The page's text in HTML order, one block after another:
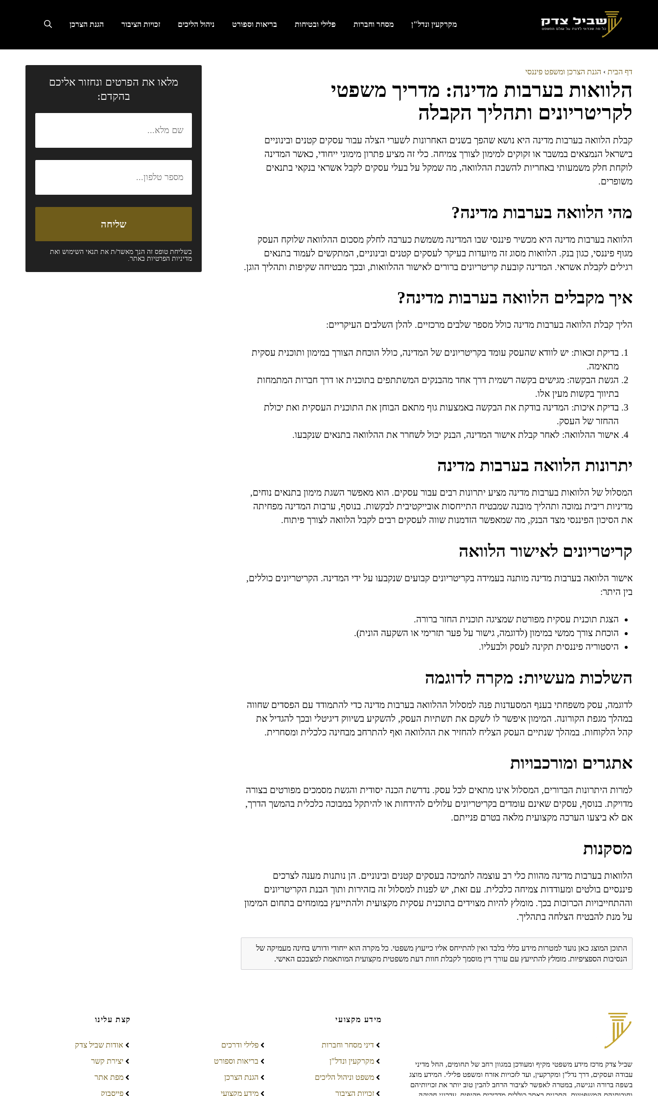
מקרקעין ונדל"ן מסחר וחברות פלילי ובטיחות בריאות וספורט ניהול הליכים זכויות הציבור הגנת הצרכן
דף הבית › הגנת הצרכן ומשפט פיננסי
הלוואות בערבות מדינה: מדריך משפטי
לקריטריונים ותהליך הקבלה
קבלת הלוואה בערבות מדינה היא נושא שהפך בשנים האחרונות לשערי הצלה עבור עסקים קטנים ובינוניים
בישראל הנמצאים במשבר או זקוקים למימון לצורך צמיחה. כלי זה מציע פתרון מימוני ייחודי, כאשר המדינה
לוקחת חלק משמעותי באחריות להשבת ההלוואה, מה שמקל על בעלי עסקים לקבל אשראי בנקאי בתנאים
משופרים.
מהי הלוואה בערבות מדינה?
הלוואה בערבות מדינה היא מכשיר פיננסי שבו המדינה משמשת כערבה לחלק מסכום ההלוואה שלוקח העסק
מגוף פיננסי, כגון בנק. הלוואות מסוג זה מיועדות בעיקר לעסקים קטנים ובינוניים, המתקשים לעמוד בתנאים
רגילים לקבלת אשראי. המדינה קובעת קריטריונים ברורים לאישור ההלוואות, ובכך מבטיחה שקיפות ותהליך הוגן.
איך מקבלים הלוואה בערבות מדינה?
הליך קבלת הלוואה בערבות מדינה כולל מספר שלבים מרכזיים. להלן השלבים העיקריים:
בדיקת זכאות: יש לוודא שהעסק עומד בקריטריונים של המדינה, כולל הוכחת הצורך במימון ותוכנית עסקית
מתאימה.
הגשת הבקשה: מגישים בקשה רשמית דרך אחד מהבנקים המשתתפים בתוכנית או דרך חברות המתמחות
בתיווך בקשות מעין אלו.
בדיקת איכות: המדינה בודקת את הבקשה באמצעות גוף מתאם הבוחן את התוכנית העסקית ואת יכולת
ההחזר של העסק.
אישור ההלוואה: לאחר קבלת אישור המדינה, הבנק יכול לשחרר את ההלוואה בתנאים שנקבעו.
יתרונות הלוואה בערבות מדינה
המסלול של הלוואות בערבות מדינה מציע יתרונות רבים עבור עסקים. הוא מאפשר השגת מימון בתנאים נוחים,
מדיניות ריבית נמוכה ותהליך מובנה שמבטיח התייחסות אובייקטיבית לבקשות. בנוסף, ערבות המדינה מפחיתה
את הסיכון הפיננסי מצד הבנק, מה שמאפשר הזדמנות שווה לעסקים רבים לקבל הלוואה לצורך פיתוח.
קריטריונים לאישור הלוואה
אישור הלוואה בערבות מדינה מותנה בעמידה בקריטריונים קבועים שנקבעו על ידי המדינה. הקריטריונים כוללים,
בין היתר:
הצגת תוכנית עסקית מפורטת שמציגה תוכנית החזר ברורה.
הוכחת צורך ממשי במימון (לדוגמה, גישור על פער תזרימי או השקעה הונית).
היסטוריה פיננסית תקינה לעסק ולבעליו.
השלכות מעשיות: מקרה לדוגמה
לדוגמה, עסק משפחתי בענף המסעדנות פנה למסלול ההלוואה בערבות מדינה כדי להתמודד עם הפסדים שחווה
במהלך מגפת הקורונה. המימון איפשר לו לשקם את תשתיות העסק, להשקיע בשיווק דיגיטלי ובכך להגדיל את
קהל הלקוחות. במהלך שנתיים העסק הצליח להחזיר את ההלוואה ואף להתרחב מבחינה כלכלית ומסחרית.
אתגרים ומורכבויות
למרות היתרונות הברורים, המסלול אינו מתאים לכל עסק. נדרשת הכנה יסודית והגשת מסמכים מפורטים בצורה
מדויקת. בנוסף, עסקים שאינם עומדים בקריטריונים עלולים להידחות או להיתקל במבוכה כלכלית בהמשך הדרך,
אם לא ביצעו הערכה מקצועית מלאה בטרם פנייתם.
מסקנות
הלוואות בערבות מדינה מהוות כלי רב עוצמה לתמיכה בעסקים קטנים ובינוניים. הן נותנות מענה לצרכים
פיננסיים בולטים ומעודדות צמיחה כלכלית. עם זאת, יש לפנות למסלול זה בזהירות ותוך הבנת הקריטריונים
וההתחייבויות הכרוכות בכך. מומלץ להיות מצוידים בתוכנית עסקית מקצועית ולהתייעץ במומחים בתחום המימון
על מנת להבטיח הצלחה בתהליך.
התוכן המוצג כאן נועד למטרות מידע כללי בלבד ואין להתייחס אליו כייעוץ משפטי. כל מקרה הוא ייחודי ודורש בחינה מעמיקה של
הנסיבות הספציפיות. מומלץ להתייעץ עם עורך דין מוסמך לקבלת חוות דעת משפטית מקצועית המותאמת למצבכם האישי.
מלאו את הפרטים ונחזור אליכם
בהקדם:
בשליחת טופס זה הנך מאשר/ת את תנאי השימושואת
מדיניות הפרטיותבאתר.
שביל צדק מרכז מידע משפטי מקיף ומעודכן במגוון רחב של תחומים, החל מדיני
עבודה ועסקים, דרך נדל"ן ומקרקעין, ועד לזכויות אזרח ומשפט פלילי. המידע מוצג
בשפה ברורה ונגישה, במטרה לאפשר לציבור הרחב להבין טוב יותר את זכויותיהם
מידע מקצועי
דיני מסחר וחברות
מקרקעין ונדל"ן
משפט וניהול הליכים
זכויות הציבור
פלילי ודרכים
בריאות וספורט
הגנת הצרכן
מידע מקצועי
קצת עלינו
אודות שביל צדק
יצירת קשר
מפת אתר
פייסבוק